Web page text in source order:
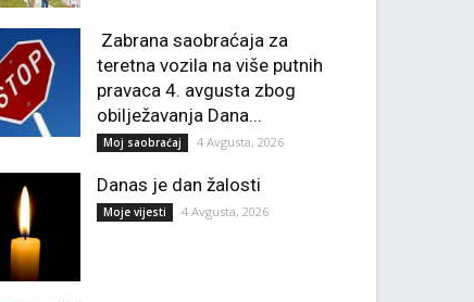
Zabrana saobraćaja za
teretna vozila na više putnih
pravaca 4. avgusta zbog
obilježavanja Dana...
Moj saobraćaj 4 Avgusta, 2026
Danas je dan žalosti
Moje vijesti 4 Avgusta, 2026